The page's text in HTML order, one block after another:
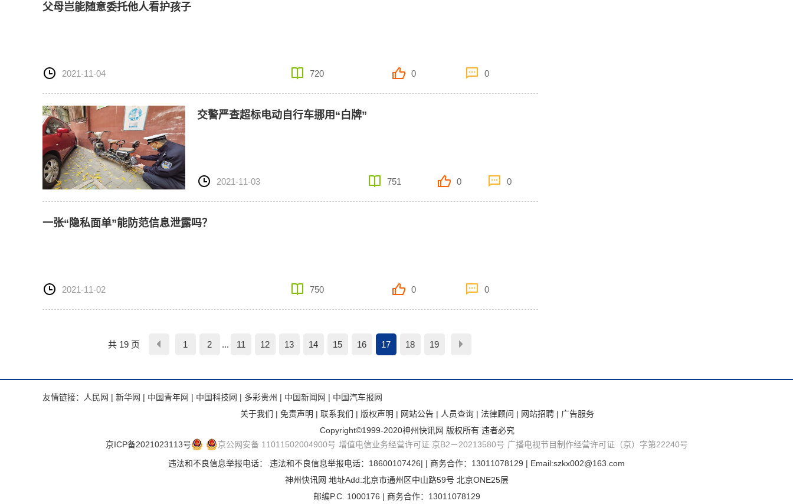
父母岂能随意委托他人看护孩子
2021-11-04 720 0 0
交警严查超标电动自行车挪用“白牌”
2021-11-03 751 0 0
一张“隐私面单”能防范信息泄露吗？
2021-11-02 750 0 0
共 19 页 1 2 ... 11 12 13 14 15 16 17 18 19
友情链接： 人民网 | 新华网 | 中国青年网 | 中国科技网 | 多彩贵州 | 中国新闻网 | 中国汽车报网
关于我们 | 免责声明 | 联系我们 | 版权声明 | 网站公告 | 人员查询 | 法律顾问 | 网站招聘 | 广告服务
Copyright©1999-2020神州快讯网 版权所有 违者必究
京ICP备2021023113号
京公网安备 11011502004900号 增值电信业务经营许可证 京B2－20213580号 广播电视节目制作经营许可证（京）字第22240号
违法和不良信息举报电话：.违法和不良信息举报电话：18600107426| | 商务合作：13011078129 | Email:szkx002@163.com
神州快讯网 地址Add:北京市通州区中山路59号 北京ONE25层
邮编P.C. 1000176 | 商务合作：13011078129